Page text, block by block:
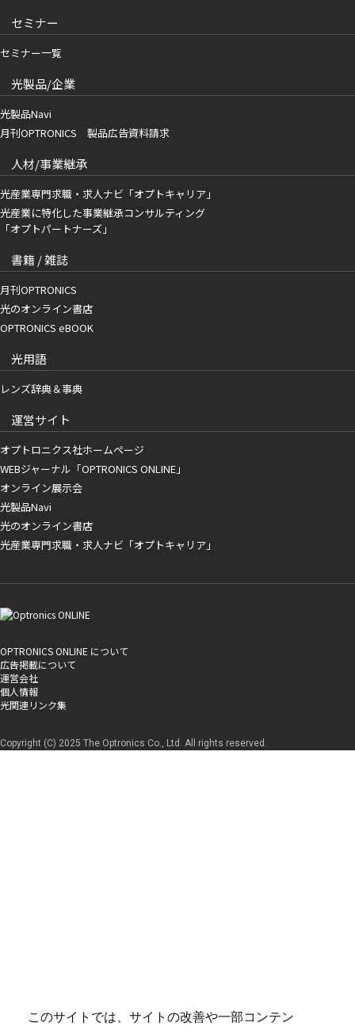
このサイトでは、サイトの改善や一部コンテン
セミナー
セミナー一覧
光製品/企業
光製品Navi
月刊OPTRONICS 製品広告資料請求
人材/事業継承
光産業専門求職・求人ナビ「オプトキャリア」
光産業に特化した事業継承コンサルティング
「オプトパートナーズ」
書籍 / 雑誌
月刊OPTRONICS
光のオンライン書店
OPTRONICS eBOOK
光用語
レンズ辞典＆事典
運営サイト
オプトロニクス社ホームページ
WEBジャーナル「OPTRONICS ONLINE」
オンライン展示会
光製品Navi
光のオンライン書店
光産業専門求職・求人ナビ「オプトキャリア」
OPTRONICS ONLINE について
広告掲載について
運営会社
個人情報
光関連リンク集
Copyright (C) 2025 The Optronics Co., Ltd. All rights reserved.